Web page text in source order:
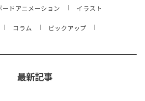
ードアニメーション イラスト
コラム ピックアップ
最新記事